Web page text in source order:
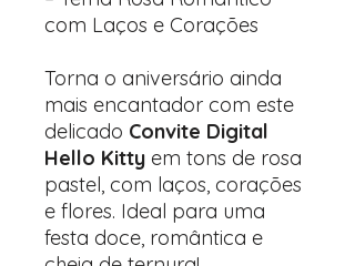
com Laços e Corações
Torna o aniversário ainda
mais encantador com este
delicado Convite Digital
Hello Kitty em tons de rosa
pastel, com laços, corações
e flores. Ideal para uma
festa doce, romântica e